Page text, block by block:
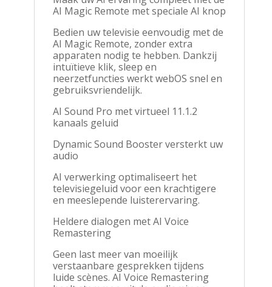
AI Magic Remote met speciale AI knop
Bedien uw televisie eenvoudig met de
AI Magic Remote, zonder extra
apparaten nodig te hebben. Dankzij
intuïtieve klik, sleep en
neerzetfuncties werkt webOS snel en
gebruiksvriendelijk.
AI Sound Pro met virtueel 11.1.2
kanaals geluid
Dynamic Sound Booster versterkt uw
audio
AI verwerking optimaliseert het
televisiegeluid voor een krachtigere
en meeslepende luisterervaring.
Heldere dialogen met AI Voice
Remastering
Geen last meer van moeilijk
verstaanbare gesprekken tijdens
luide scènes. AI Voice Remastering